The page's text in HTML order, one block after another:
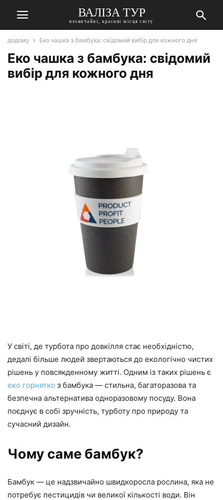
ВАЛІЗА ТУР
незвичайні, красиві місця світу
додому Еко чашка з бамбука: свідомий вибір для кожного дня
Еко чашка з бамбука: свідомий
вибір для кожного дня
У світі, де турбота про довкілля стає необхідністю,
дедалі більше людей звертаються до екологічно чистих
рішень у повсякденному житті. Одним із таких рішень є
еко горнятко з бамбука — стильна, багаторазова та
безпечна альтернатива одноразовому посуду. Вона
поєднує в собі зручність, турботу про природу та
сучасний дизайн.
Чому саме бамбук?
Бамбук — це надзвичайно швидкоросла рослина, яка не
потребує пестицидів чи великої кількості води. Він